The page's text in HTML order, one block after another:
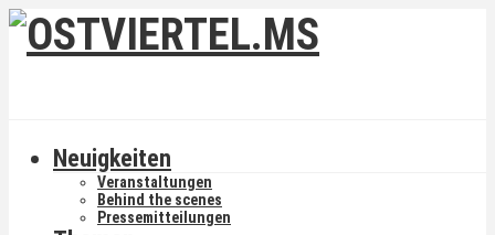
Neuigkeiten
Veranstaltungen
Behind the scenes
Pressemitteilungen